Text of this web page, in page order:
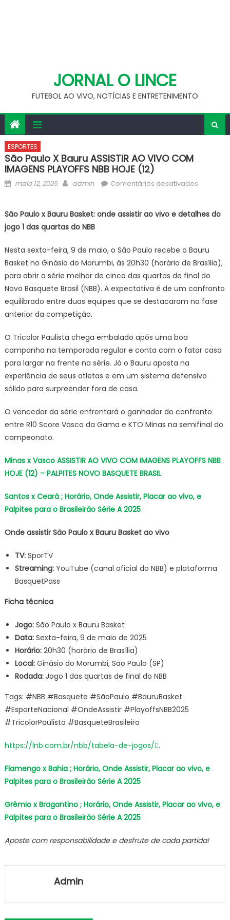
JORNAL O LINCE
FUTEBOL AO VIVO, NOTÍCIAS E ENTRETENIMENTO
ESPORTES
São Paulo X Bauru ASSISTIR AO VIVO COM
IMAGENS PLAYOFFS NBB HOJE (12)
Posted
maio 12, 2025 Author
admin Comentários desativadosem
x
AO
VIVO
COM
IMAGENS
PLAYOFFS
São Paulo x Bauru Basket: onde assistir ao vivo e detalhes do
jogo 1 das quartas do NBB
Nesta sexta-feira, 9 de maio, o São Paulo recebe o Bauru
Basket no Ginásio do Morumbi, às 20h30 (horário de Brasília),
para abrir a série melhor de cinco das quartas de final do
Novo Basquete Brasil (NBB). A expectativa é de um confronto
equilibrado entre duas equipes que se destacaram na fase
anterior da competição.
O Tricolor Paulista chega embalado após uma boa
campanha na temporada regular e conta com o fator casa
para largar na frente na série. Já o Bauru aposta na
experiência de seus atletas e em um sistema defensivo
sólido para surpreender fora de casa.
O vencedor da série enfrentará o ganhador do confronto
entre R10 Score Vasco da Gama e KTO Minas na semifinal do
campeonato.
Minas x Vasco ASSISTIR AO VIVO COM IMAGENS PLAYOFFS NBB
HOJE (12) – PALPITES NOVO BASQUETE BRASIL
Santos x Ceará ; Horário, Onde Assistir, Placar ao vivo, e
Palpites para o Brasileirão Série A 2025
Onde assistir São Paulo x Bauru Basket ao vivo
TV:SporTV
Streaming:YouTube (canal oficial do NBB) e plataforma
BasquetPass
Ficha técnica
Jogo:São Paulo x Bauru Basket
Data:Sexta-feira, 9 de maio de 2025
Horário:20h30 (horário de Brasília)
Local:Ginásio do Morumbi, São Paulo (SP)
Rodada:Jogo 1 das quartas de final do NBB
Tags: #NBB #Basquete #SãoPaulo #BauruBasket
#EsporteNacional #OndeAssistir #PlayoffsNBB2025
#TricolorPaulista #BasqueteBrasileiro
https://lnb.com.br/nbb/tabela-de-jogos/.
Flamengo x Bahia ; Horário, Onde Assistir, Placar ao vivo, e
Palpites para o Brasileirão Série A 2025
Grêmio x Bragantino ; Horário, Onde Assistir, Placar ao vivo, e
Palpites para o Brasileirão Série A 2025
Aposte com responsabilidade e desfrute de cada partida!
Admin